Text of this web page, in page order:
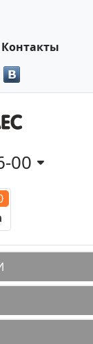
Контакты
00